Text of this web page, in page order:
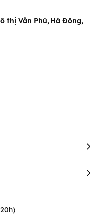
nấu ăn: hành, tỏi, ớt,
thị Văn Phú, Hà Đông,